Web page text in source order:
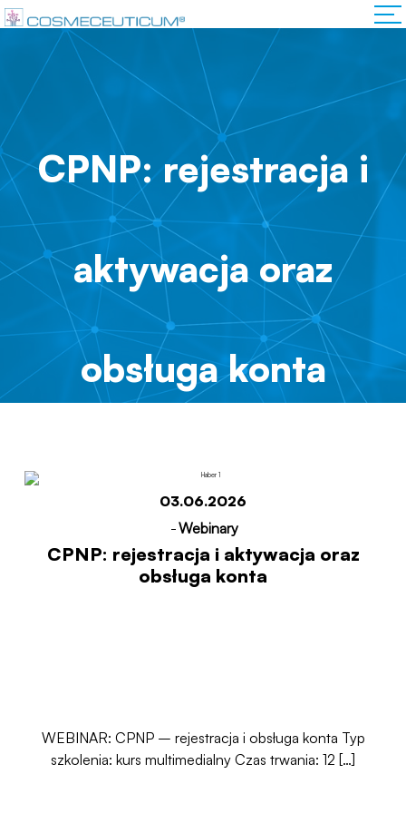
CPNP: rejestracja i
aktywacja oraz
obsługa konta
03.06.2026
-Webinary
CPNP: rejestracja i aktywacja oraz
obsługa konta
WEBINAR: CPNP – rejestracja i obsługa konta Typ
szkolenia: kurs multimedialny Czas trwania: 12 […]